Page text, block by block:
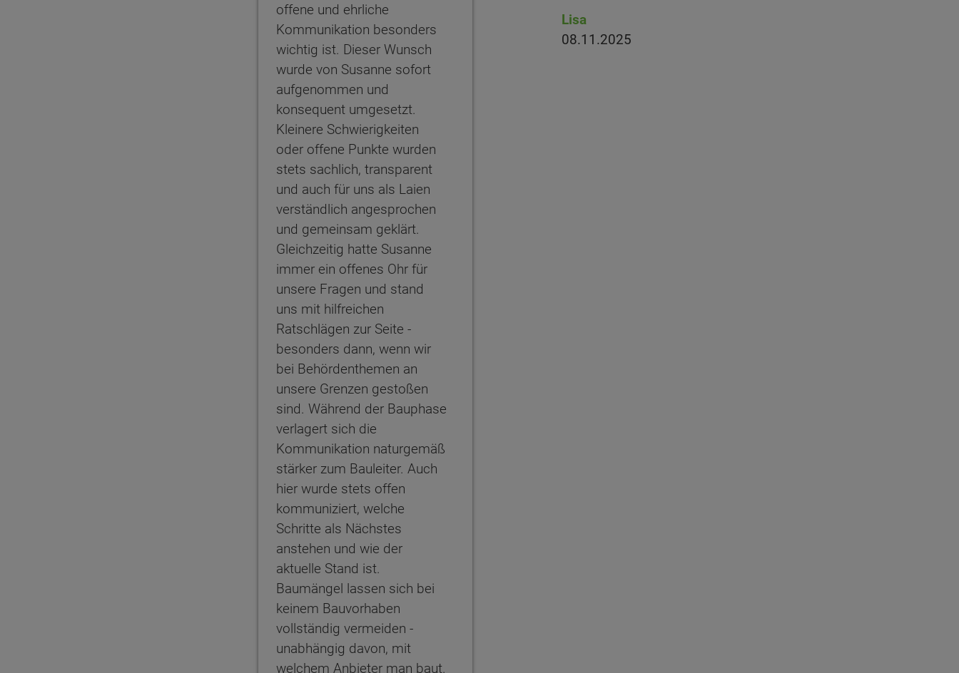
offene und ehrliche
Kommunikation besonders
wichtig ist. Dieser Wunsch
wurde von Susanne sofort
aufgenommen und
konsequent umgesetzt.
Kleinere Schwierigkeiten
oder offene Punkte wurden
stets sachlich, transparent
und auch für uns als Laien
verständlich angesprochen
und gemeinsam geklärt.
Gleichzeitig hatte Susanne
immer ein offenes Ohr für
unsere Fragen und stand
uns mit hilfreichen
Ratschlägen zur Seite -
besonders dann, wenn wir
bei Behördenthemen an
unsere Grenzen gestoßen
sind. Während der Bauphase
verlagert sich die
Kommunikation naturgemäß
stärker zum Bauleiter. Auch
hier wurde stets offen
kommuniziert, welche
Schritte als Nächstes
anstehen und wie der
aktuelle Stand ist.
Baumängel lassen sich bei
keinem Bauvorhaben
vollständig vermeiden -
unabhängig davon, mit
welchem Anbieter man baut.
Lisa
08.11.2025